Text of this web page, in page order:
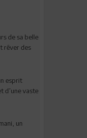
de sa belle
rêver des
esprit
d’une vaste
un